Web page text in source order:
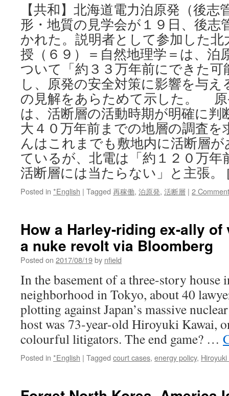
【共和】北海道電力泊原発（後
形・地質の見学会が１９日、後志
かれた。説明者として参加した北
授（６９）＝自然地理学＝は、泊
ついて「約３３万年前にできた
し、原発の安全対策に影響を与
の見解をあらためて示した。 原
は、活断層の活動時期が明確に判
大４０万年前までの地層の調査
んはこれまでも敷地内に活断層
ているが、北電は「約１２０万
活断層には当たらない」と主張
Posted in *English | Tagged 再稼働, 泊原発, 活断層 | 2
How a Harley-riding ex-ally
a nuke revolt via Bloomberg
Posted on 2017/08/19by nfield
In the basement of a three-story house
neighborhood in Tokyo, about 40
plotting against Japan’s massive
host was 73-year-old Hiroyuki Kawai,
colourful litigators. The end game? …
Posted in *English | Tagged court cases, energy policy,